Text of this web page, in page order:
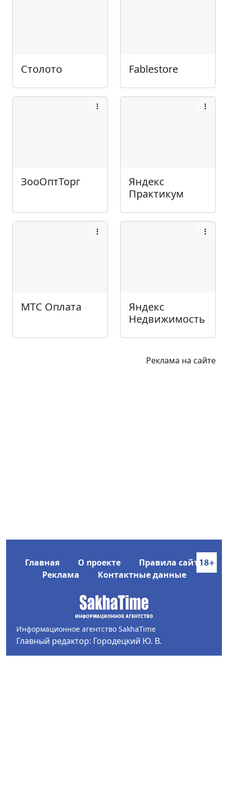
Столото Fablestore
ЗооОптТорг
Яндекс
Практикум
МТС Оплата
Яндекс
Недвижимость
Реклама на сайте
Главная О проекте
Правила сайта
Реклама
Контактные данные
Информационное агентство SakhaTime
Главный редактор: Городецкий Ю. В.